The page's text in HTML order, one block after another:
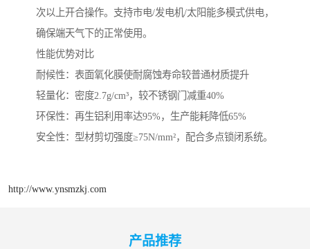
次以上开合操作。支持市电/发电机/太阳能多模式供电，
确保端天气下的正常使用。
性能优势对比
‌耐候性‌：表面氧化膜使耐腐蚀寿命较普通材质提升
‌轻量化‌：密度2.7g/cm³，较不锈钢门减重40%
‌环保性‌：再生铝利用率达95%，生产能耗降低65%
‌安全性‌：型材剪切强度≥75N/mm²，配合多点锁闭系统。
http://www.ynsmzkj.com
产品推荐